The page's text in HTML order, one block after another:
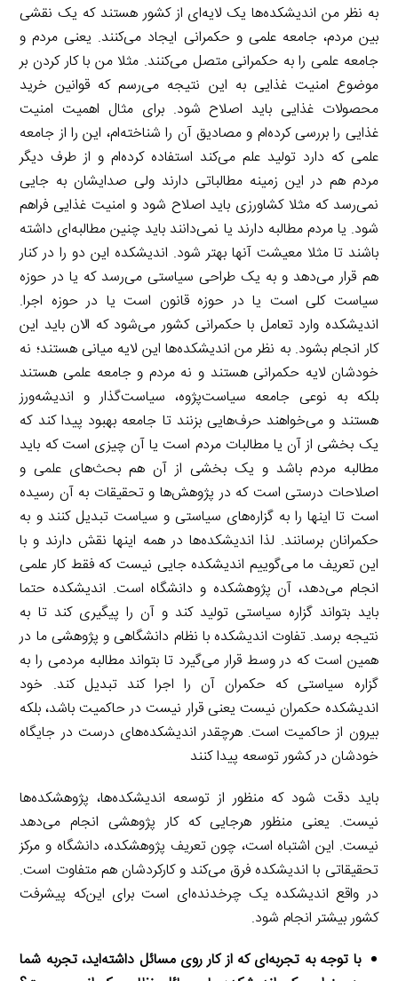
به نظر من اندیشکده‌ها یک لایه‌ای از کشور هستند که یک نقشی
بین مردم، جامعه علمی و حکمرانی ایجاد می‌کنند. یعنی مردم و
جامعه علمی را به حکمرانی متصل می‌کنند. مثلا من با کار کردن بر
موضوع امنیت غذایی به این نتیجه می‌رسم که قوانین خرید
محصولات غذایی باید اصلاح شود. برای مثال اهمیت امنیت
غذایی را بررسی کرده‌ام و مصادیق آن را شناخته‌ام، این را از جامعه
علمی که دارد تولید علم می‌کند استفاده کرده‌ام و از طرف دیگر
مردم هم در این زمینه مطالباتی دارند ولی صدایشان به جایی
نمی‌رسد که مثلا کشاورزی باید اصلاح شود و امنیت غذایی فراهم
شود. یا مردم مطالبه دارند یا نمی‌دانند باید چنین مطالبه‌ای داشته
باشند تا مثلا معیشت آنها بهتر شود. اندیشکده این دو را در کنار
هم قرار می‌دهد و به یک طراحی سیاستی می‌رسد که یا در حوزه
سیاست کلی است یا در حوزه قانون است یا در حوزه اجرا.
اندیشکده وارد تعامل با حکمرانی کشور می‌شود که الان باید این
کار انجام بشود. به نظر من اندیشکده‌ها این لایه میانی هستند؛ نه
خودشان لایه حکمرانی هستند و نه مردم و جامعه علمی هستند
بلکه به نوعی جامعه سیاست‌پژوه، سیاست‌گذار و اندیشه‌ورز
هستند و می‌خواهند حرف‌هایی بزنند تا جامعه بهبود پیدا کند که
یک بخشی از آن یا مطالبات مردم است یا آن چیزی است که باید
مطالبه مردم باشد و یک بخشی از آن هم بحث‌های علمی و
اصلاحات درستی است که در پژوهش‌ها و تحقیقات به آن رسیده
است تا اینها را به گزاره‌های سیاستی و سیاست تبدیل کنند و به
حکمرانان برسانند. لذا اندیشکده‌ها در همه اینها نقش دارند و با
این تعریف ما می‌گوییم اندیشکده جایی نیست که فقط کار علمی
انجام می‌دهد، آن پژوهشکده و دانشگاه است. اندیشکده حتما
باید بتواند گزاره سیاستی تولید کند و آن را پیگیری کند تا به
نتیجه برسد. تفاوت اندیشکده با نظام دانشگاهی و پژوهشی ما در
همین است که در وسط قرار می‌گیرد تا بتواند مطالبه مردمی را به
گزاره سیاستی که حکمران آن را اجرا کند تبدیل کند. خود
اندیشکده حکمران نیست یعنی قرار نیست در حاکمیت باشد، بلکه
بیرون از حاکمیت است. هرچقدر اندیشکده‌های درست در جایگاه
خودشان در کشور توسعه پیدا کنند
باید دقت شود که منظور از توسعه اندیشکده‌ها، پژوهشکده‌ها
نیست. یعنی منظور هرجایی که کار پژوهشی انجام می‌دهد
نیست. این اشتباه است، چون تعریف پژوهشکده، دانشگاه و مرکز
تحقیقاتی با اندیشکده فرق می‌کند و کارکردشان هم متفاوت است.
در واقع اندیشکده یک چرخدنده‌ای است برای این‌که پیشرفت
کشور بیشتر انجام شود.
با توجه به تجربه‌ای که از کار روی مسائل داشته‌اید، تجربه شما